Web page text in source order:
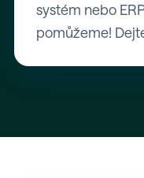
systém nebo
pomůžeme!